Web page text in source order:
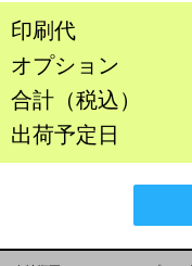
印刷代
オプション
合計（税込）
出荷予定日